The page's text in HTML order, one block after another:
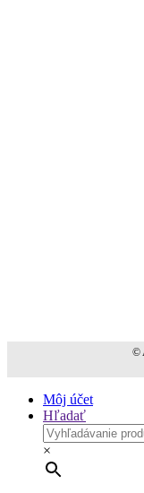
©
Môj účet
Hľadať
×